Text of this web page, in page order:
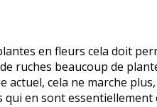
en fleurs cela doit
ruches beaucoup de
cela ne marche
en sont essentiellement